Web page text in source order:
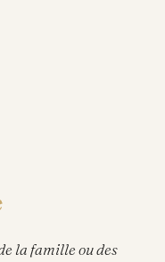
la famille ou des